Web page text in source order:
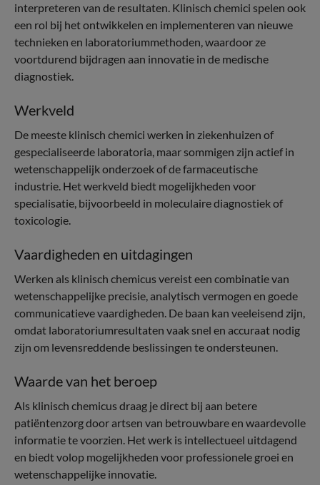
interpreteren van de resultaten. Klinisch chemici spelen ook
een rol bij het ontwikkelen en implementeren van nieuwe
technieken en laboratoriummethoden, waardoor ze
voortdurend bijdragen aan innovatie in de medische
diagnostiek.
Werkveld
De meeste klinisch chemici werken in ziekenhuizen of
gespecialiseerde laboratoria, maar sommigen zijn actief in
wetenschappelijk onderzoek of de farmaceutische
industrie. Het werkveld biedt mogelijkheden voor
specialisatie, bijvoorbeeld in moleculaire diagnostiek of
toxicologie.
Vaardigheden en uitdagingen
Werken als klinisch chemicus vereist een combinatie van
wetenschappelijke precisie, analytisch vermogen en goede
communicatieve vaardigheden. De baan kan veeleisend zijn,
omdat laboratoriumresultaten vaak snel en accuraat nodig
zijn om levensreddende beslissingen te ondersteunen.
Waarde van het beroep
Als klinisch chemicus draag je direct bij aan betere
patiëntenzorg door artsen van betrouwbare en waardevolle
informatie te voorzien. Het werk is intellectueel uitdagend
en biedt volop mogelijkheden voor professionele groei en
wetenschappelijke innovatie.